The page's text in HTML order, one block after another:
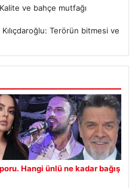
ve bahçe mutfağı
Kılıçdaroğlu: Terörün bitmesi ve
Hangi ünlü ne kadar bağış